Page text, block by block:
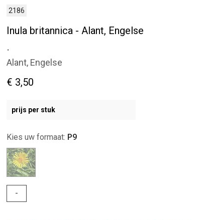
2186
Inula britannica - Alant, Engelse
.
Alant, Engelse
€ 3,50
prijs per stuk
Kies uw formaat: P9
-